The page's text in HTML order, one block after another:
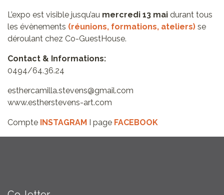
L’expo est visible jusqu’au mercredi 13 mai durant tous
les évènements (réunions, formations, ateliers) se
déroulant chez Co-GuestHouse.
Contact & Informations:
0494/64.36.24
esthercamilla.stevens@gmail.com
www.estherstevens-art.com
Compte INSTAGRAM I page FACEBOOK